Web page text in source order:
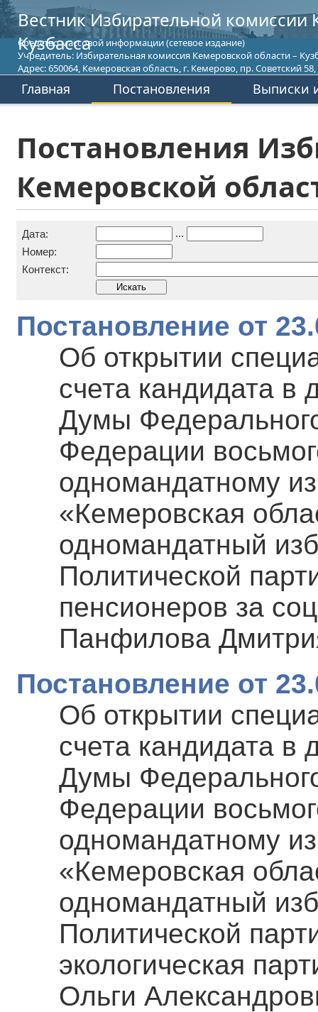
Вестник Избирательной комиссии
Кузбасса
Средство массовой информации (сетевое издание)
Учредитель: Избирательная комиссия Кемеровской области –
Адрес: 650064, Кемеровская область, г. Кемерово, пр. Советский 58,
Главная Постановления Выписки
Постановления
Кемеровской
Дата:
...
Номер:
Контекст:
Постановление от
Об открытии
счета кандидата в
Думы
Федерации
одномандатному
«Кемеровская
одномандатный
Политической
пенсионеров за
Панфилова
Постановление от
Об открытии
счета кандидата в
Думы
Федерации
одномандатному
«Кемеровская
одномандатный
Политической
экологическая
Ольги